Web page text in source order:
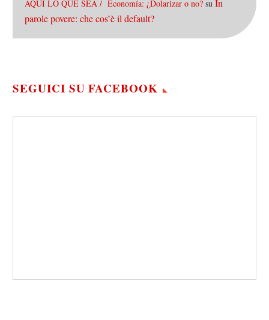
AQUÍ LO QUE SEA / Economía: ¿Dolarizar o no? su
parole povere: che cos’è il default?
SEGUICI SU FACEBOOK